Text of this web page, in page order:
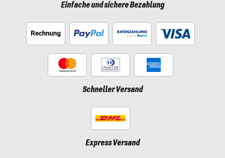
Einfache und sichere Bezahlung
Schneller Versand
Express Versand